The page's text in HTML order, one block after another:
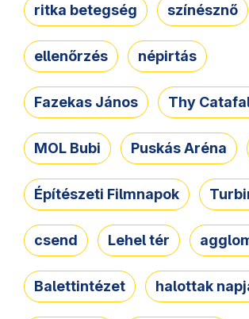
ritka betegség színésznő
ellenőrzés népirtás
Fazekas János Thy
MOL Bubi Puskás Aréna
Építészeti Filmnapok
csend Lehel tér
Balettintézet halottak